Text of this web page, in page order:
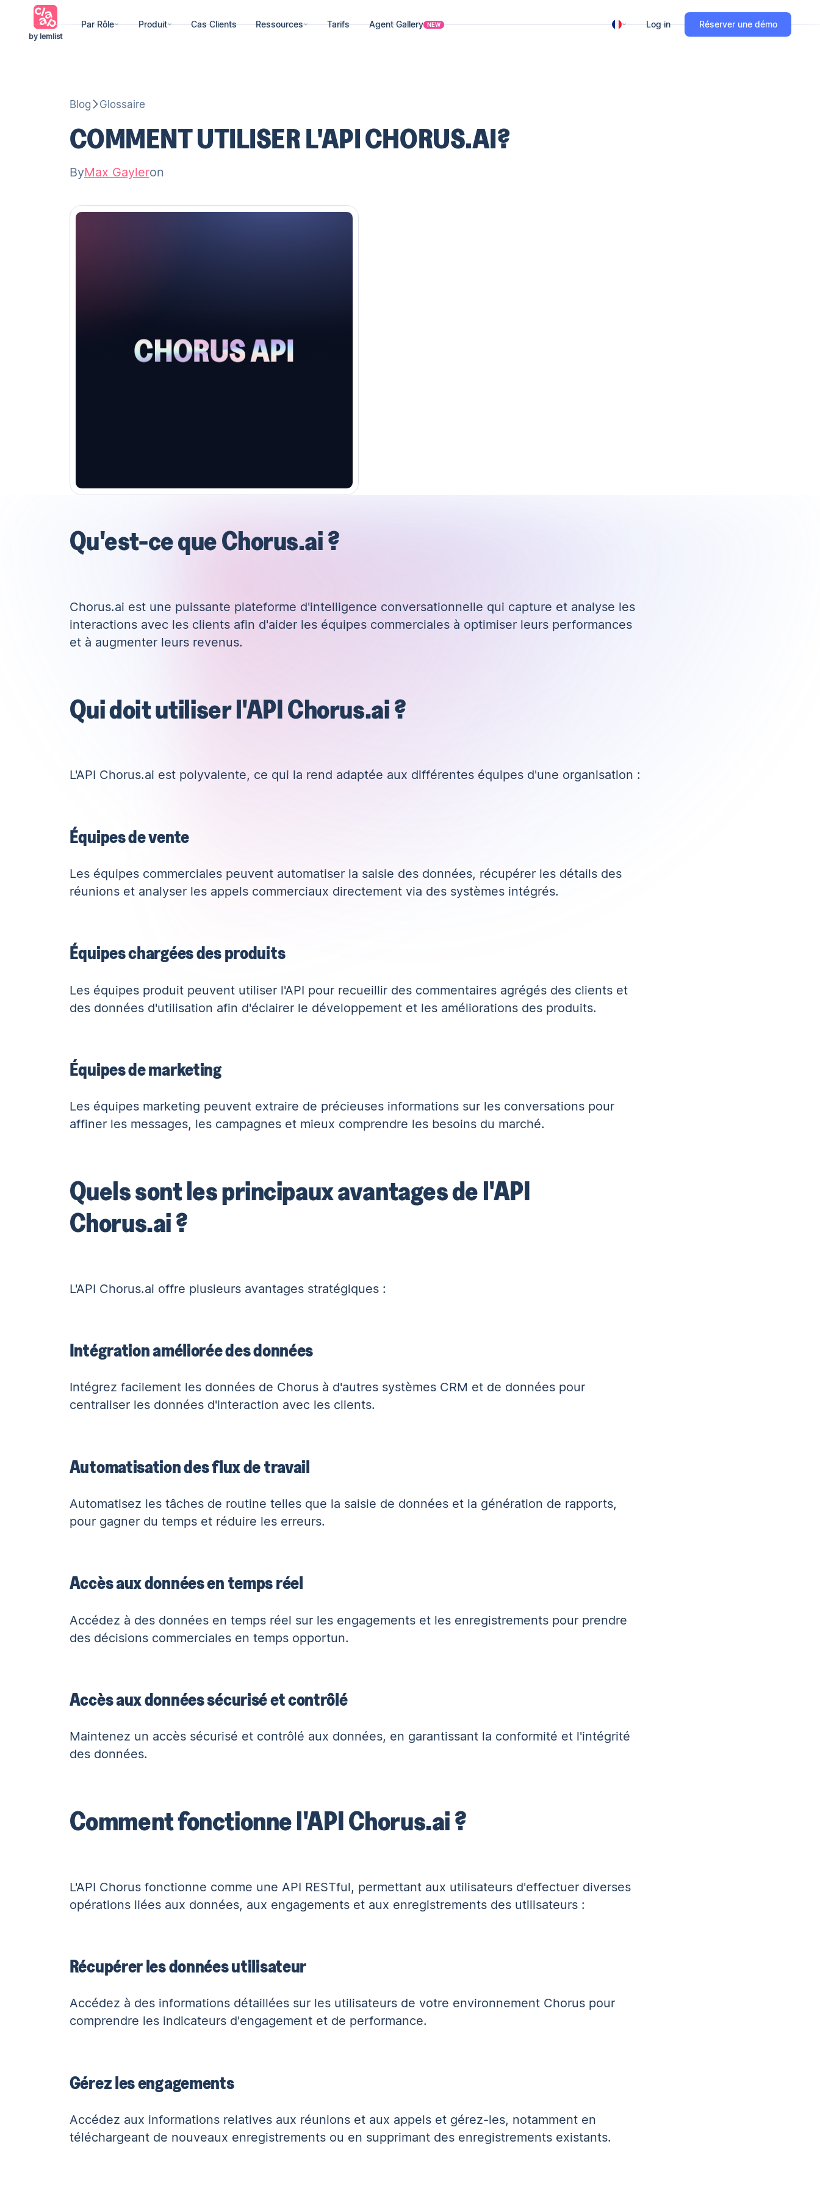
by lemlist
Par Rôle Produit Cas Clients Ressources Tarifs Agent Gallery NEW Log in Réserver une démo
Blog Glossaire
COMMENT UTILISER L'API CHORUS.AI?
ByMax Gayleron
Qu'est-ce que Chorus.ai ?
Chorus.ai est une puissante plateforme d'intelligence conversationnelle qui capture et analyse les
interactions avec les clients afin d'aider les équipes commerciales à optimiser leurs performances
et à augmenter leurs revenus.
Qui doit utiliser l'API Chorus.ai ?
L'API Chorus.ai est polyvalente, ce qui la rend adaptée aux différentes équipes d'une organisation :
Équipes de vente
Les équipes commerciales peuvent automatiser la saisie des données, récupérer les détails des
réunions et analyser les appels commerciaux directement via des systèmes intégrés.
Équipes chargées des produits
Les équipes produit peuvent utiliser l'API pour recueillir des commentaires agrégés des clients et
des données d'utilisation afin d'éclairer le développement et les améliorations des produits.
Équipes de marketing
Les équipes marketing peuvent extraire de précieuses informations sur les conversations pour
affiner les messages, les campagnes et mieux comprendre les besoins du marché.
Quels sont les principaux avantages de l'API
Chorus.ai ?
L'API Chorus.ai offre plusieurs avantages stratégiques :
Intégration améliorée des données
Intégrez facilement les données de Chorus à d'autres systèmes CRM et de données pour
centraliser les données d'interaction avec les clients.
Automatisation des flux de travail
Automatisez les tâches de routine telles que la saisie de données et la génération de rapports,
pour gagner du temps et réduire les erreurs.
Accès aux données en temps réel
Accédez à des données en temps réel sur les engagements et les enregistrements pour prendre
des décisions commerciales en temps opportun.
Accès aux données sécurisé et contrôlé
Maintenez un accès sécurisé et contrôlé aux données, en garantissant la conformité et l'intégrité
des données.
Comment fonctionne l'API Chorus.ai ?
L'API Chorus fonctionne comme une API RESTful, permettant aux utilisateurs d'effectuer diverses
opérations liées aux données, aux engagements et aux enregistrements des utilisateurs :
Récupérer les données utilisateur
Accédez à des informations détaillées sur les utilisateurs de votre environnement Chorus pour
comprendre les indicateurs d'engagement et de performance.
Gérez les engagements
Accédez aux informations relatives aux réunions et aux appels et gérez-les, notamment en
téléchargeant de nouveaux enregistrements ou en supprimant des enregistrements existants.